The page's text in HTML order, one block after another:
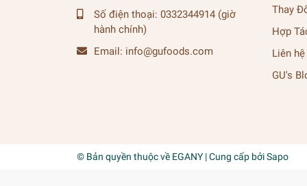
Số điện thoại: 0332344914 (giờ
hành chính)
Email: info@gufoods.com
Thay
Hợp
Liên hệ
GU's
© Bản quyền thuộc về EGANY | Cung cấp bởiSapo